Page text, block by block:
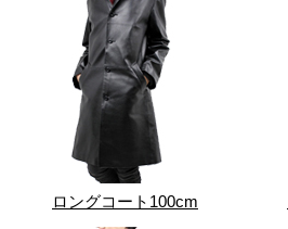
ロングコート100cm